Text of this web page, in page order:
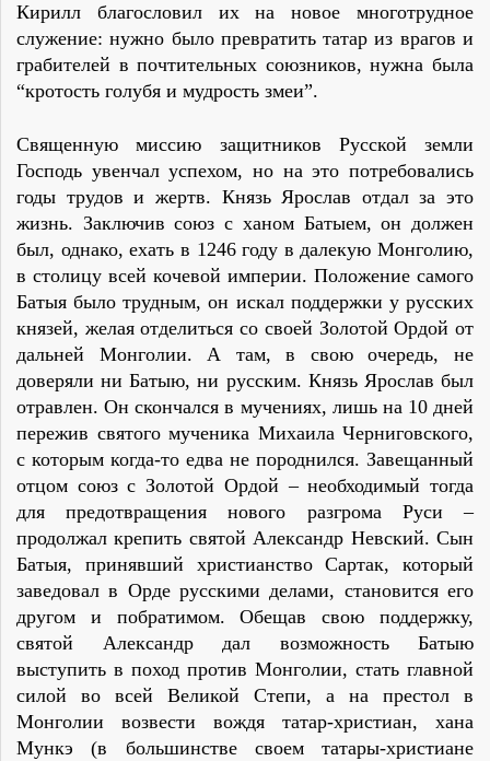
Кирилл благословил их на новое многотрудное
служение: нужно было превратить татар из врагов и
грабителей в почтительных союзников, нужна была
“кротость голубя и мудрость змеи”.
Священную миссию защитников Русской земли
Господь увенчал успехом, но на это потребовались
годы трудов и жертв. Князь Ярослав отдал за это
жизнь. Заключив союз с ханом Батыем, он должен
был, однако, ехать в 1246 году в далекую Монголию,
в столицу всей кочевой империи. Положение самого
Батыя было трудным, он искал поддержки у русских
князей, желая отделиться со своей Золотой Ордой от
дальней Монголии. А там, в свою очередь, не
доверяли ни Батыю, ни русским. Князь Ярослав был
отравлен. Он скончался в мучениях, лишь на 10 дней
пережив святого мученика Михаила Черниговского,
с которым когда-то едва не породнился. Завещанный
отцом союз с Золотой Ордой – необходимый тогда
для предотвращения нового разгрома Руси –
продолжал крепить святой Александр Невский. Сын
Батыя, принявший христианство Сартак, который
заведовал в Орде русскими делами, становится его
другом и побратимом. Обещав свою поддержку,
святой Александр дал возможность Батыю
выступить в поход против Монголии, стать главной
силой во всей Великой Степи, а на престол в
Монголии возвести вождя татар-христиан, хана
Мункэ (в большинстве своем татары-христиане